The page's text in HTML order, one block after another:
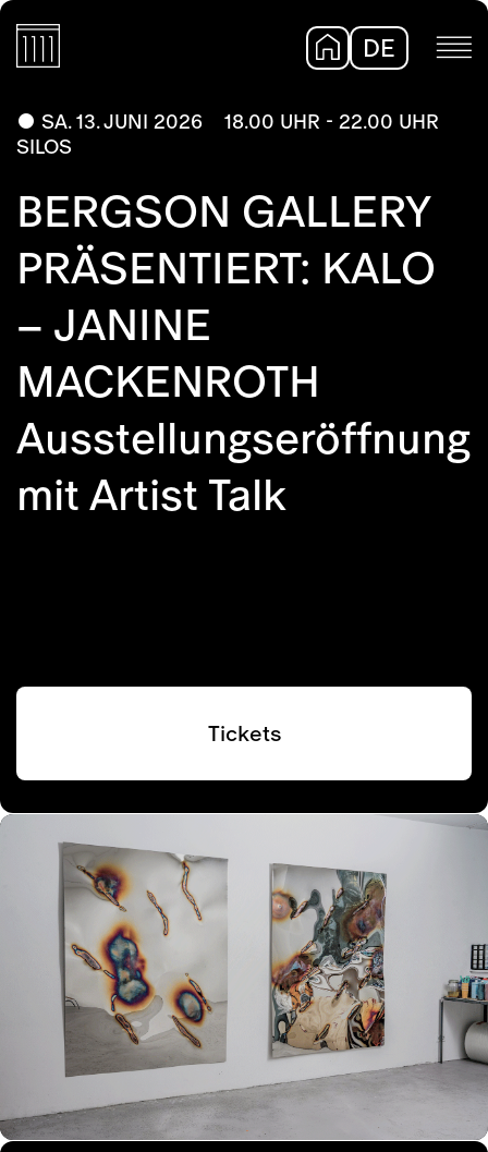
DE
SA. 13. JUNI 2026
18.00 UHR - 22.00 UHR
SILOS
BERGSON GALLERY
PRÄSENTIERT: KALO
– JANINE
MACKENROTH
Ausstellungseröffnung
mit Artist Talk
Tickets